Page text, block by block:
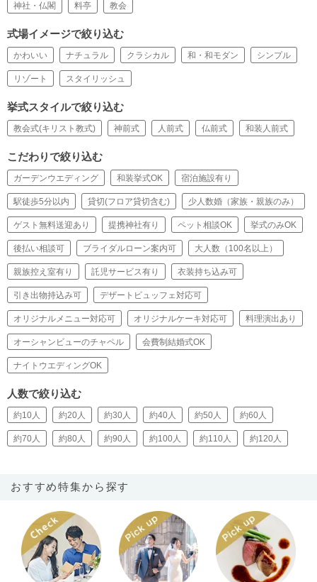
神社・仏閣 料亭 教会
式場イメージで絞り込む
かわいい ナチュラル クラシカル 和・和モダン シンプル
リゾート スタイリッシュ
挙式スタイルで絞り込む
教会式(キリスト教式) 神前式 人前式 仏前式 和装人前式
こだわりで絞り込む
ガーデンウエディング 和装挙式OK 宿泊施設有り
駅徒歩5分以内 貸切(フロア貸切含む) 少人数婚（家族・親族のみ）
ゲスト無料送迎あり 提携神社有り ペット相談OK 挙式のみOK
後払い相談可 ブライダルローン案内可 大人数（100名以上）
親族控え室有り 託児サービス有り 衣装持ち込み可
引き出物持込み可 デザートビュッフェ対応可
オリジナルメニュー対応可 オリジナルケーキ対応可 料理演出あり
オーシャンビューのチャペル 会費制結婚式OK
ナイトウエディングOK
人数で絞り込む
約10人 約20人 約30人 約40人 約50人 約60人
約70人 約80人 約90人 約100人 約110人 約120人
おすすめ特集から探す